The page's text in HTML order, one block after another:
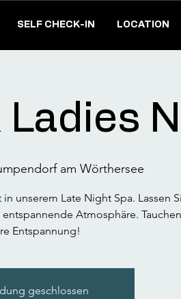
SELF CHECK-IN LOCATION
Ladies
am Wörthersee
unserem Late Night Spa. Lassen
Atmosphäre.
Entspannung!
geschlossen